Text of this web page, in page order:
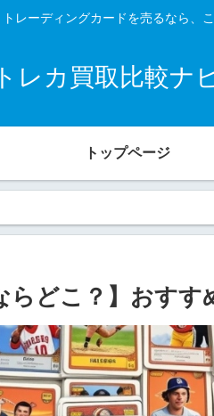
トレーディングカードを売るなら、
トレカ買取比較ナ
トップページ
らどこ？】おすす